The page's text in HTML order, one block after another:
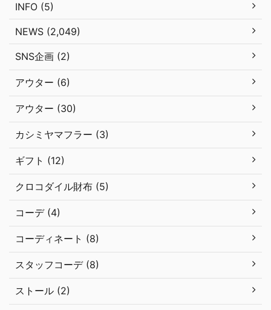
INFO (5)
NEWS (2,049)
SNS企画 (2)
アウター (6)
アウター (30)
カシミヤマフラー (3)
ギフト (12)
クロコダイル財布 (5)
コーデ (4)
コーディネート (8)
スタッフコーデ (8)
ストール (2)